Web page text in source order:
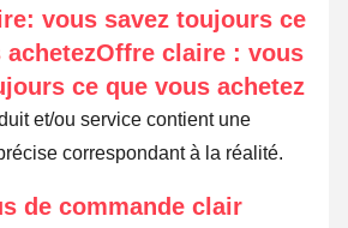
vous savez toujours ce
achetezOffre claire : vous
ce que vous achetez
et/ou service contient une
correspondant à la réalité.
de commande clair